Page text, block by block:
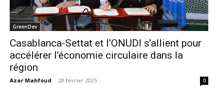
GreenDev
Casablanca-Settat et l’ONUDI s’allient pour
accélérer l’économie circulaire dans la
région
Azar Mahfoud - 28 février 2025 0